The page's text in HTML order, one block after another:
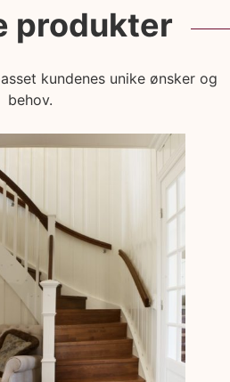
produkter
kundenes unike ønsker og
behov.